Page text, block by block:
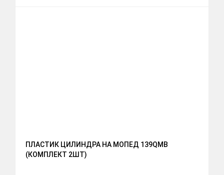
ПЛАСТИК ЦИЛИНДРА НА МОПЕД 139QMB
(КОМПЛЕКТ 2ШТ)